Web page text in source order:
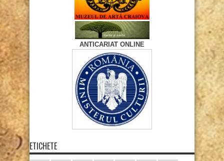
ANTICARIAT ONLINE
ETICHETE